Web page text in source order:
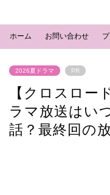
ホーム お問い合わせ
2026夏ドラマ PR
【クロスロー
ラマ放送はい
話？最終回の